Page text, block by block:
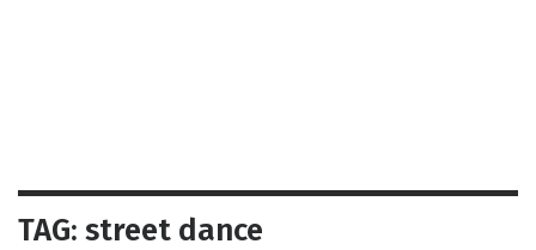
TAG: street dance